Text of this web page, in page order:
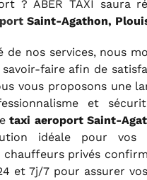
? ABER TAXI saura
Saint-Agathon,
de nos services, nous
faire afin de
vous proposons une
et
taxi aeroport Saint-
idéale pour vos
privés
et 7j/7 pour assurer